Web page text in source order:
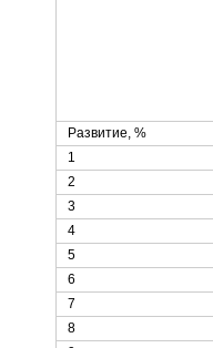
Развитие, %
1
2
3
4
5
6
7
8